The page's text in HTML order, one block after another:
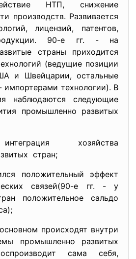
НТП, снижение
производств. Развивается
лицензий, патентов,
90-е гг. - на
страны приходится
(ведущие позиции
и Швейцарии, остальные
импортерами технологии). В
наблюдаются следующие
промышленно развитых
хозяйства
стран;
положительный эффект
связей(90-е гг. - у
положительное сальдо
происходят внутри
промышленно развитых
сама себя,